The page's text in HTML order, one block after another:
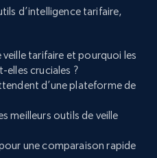
d’intelligence tarifaire,
veille tarifaire et pourquoi les
elles cruciales ?
d’une plateforme de
meilleurs outils de veille
une comparaison rapide